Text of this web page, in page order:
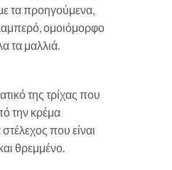
τα προηγούμενα,
ομοιόμορφο
τα μαλλιά.
της τρίχας που
την κρέμα
που είναι
θρεμμένο.